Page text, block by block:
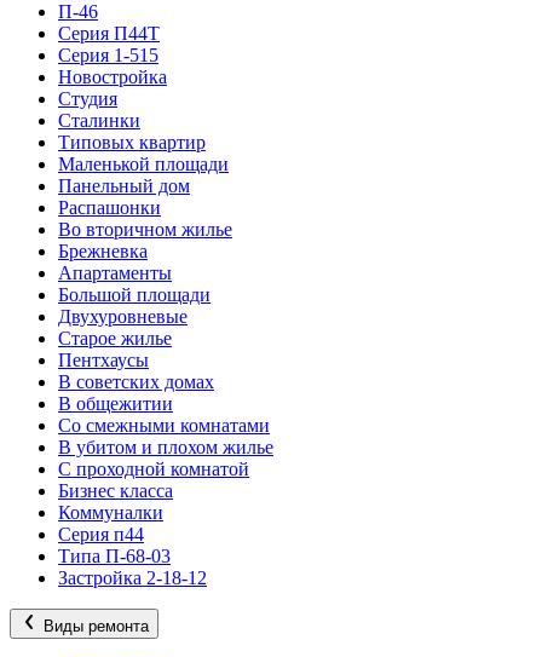
П-46
Серия П44Т
Серия 1-515
Новостройка
Студия
Сталинки
Типовых квартир
Маленькой площади
Панельный дом
Распашонки
Во вторичном жилье
Брежневка
Апартаменты
Большой площади
Двухуровневые
Старое жилье
Пентхаусы
В советских домах
В общежитии
Со смежными комнатами
В убитом и плохом жилье
С проходной комнатой
Бизнес класса
Коммуналки
Серия п44
Типа П-68-03
Застройка 2-18-12
Виды ремонта